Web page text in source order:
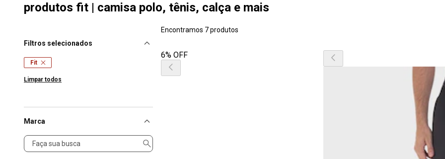
produtos fit | camisa polo, tênis, calça e mais
Filtros selecionados
Fit
Limpar todos
Marca
Marca
Encontramos 7 produtos
6% OFF